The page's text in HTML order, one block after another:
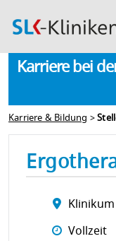
Karriere bei
Karriere & Bildung >
Vollzeit